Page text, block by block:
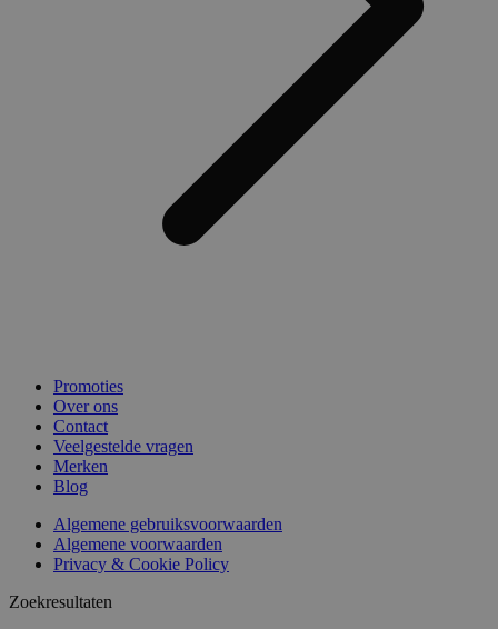
Promoties
Over ons
Contact
Veelgestelde vragen
Merken
Blog
Algemene gebruiksvoorwaarden
Algemene voorwaarden
Privacy & Cookie Policy
Zoekresultaten